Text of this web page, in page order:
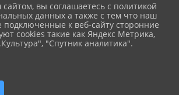
персональных данных
вы соглашаетесь с политикой
данных а также с тем что наш
подключенные к веб-сайту сторонние
cookies такие как Яндекс Метрика,
"Спутник аналитика".